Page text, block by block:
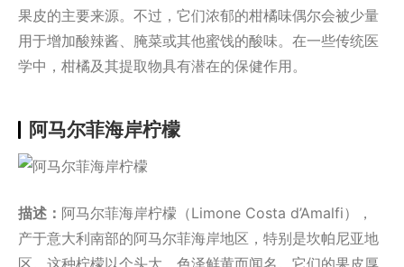
果皮的主要来源。不过，它们浓郁的柑橘味偶尔会被少量
用于增加酸辣酱、腌菜或其他蜜饯的酸味。在一些传统医
学中，柑橘及其提取物具有潜在的保健作用。
阿马尔菲海岸柠檬
描述： 阿马尔菲海岸柠檬（Limone Costa d’Amalfi），
产于意大利南部的阿马尔菲海岸地区，特别是坎帕尼亚地